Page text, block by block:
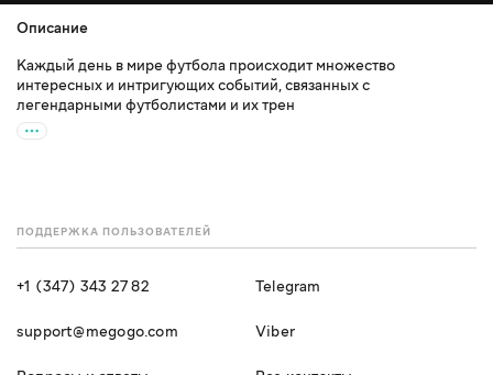
Описание
Каждый день в мире футбола происходит множество
интересных и интригующих событий, связанных с
легендарными футболистами и их трен
ПОДДЕРЖКА ПОЛЬЗОВАТЕЛЕЙ
+1 (347) 343 27 82
support@megogo.com
Telegram
Viber